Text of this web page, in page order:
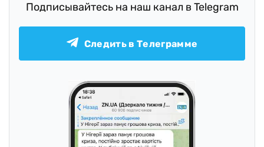
Подписывайтесь на наш канал в Telegram
Следить в Телеграмме